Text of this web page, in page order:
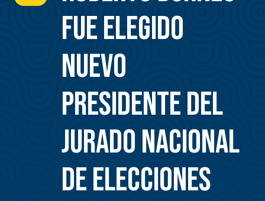
fue elegido
nuevo
presidente del
Jurado Nacional
de Elecciones